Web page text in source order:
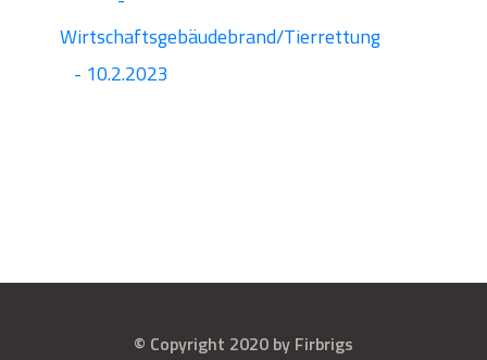
© Copyright 2020 by Firbrigs